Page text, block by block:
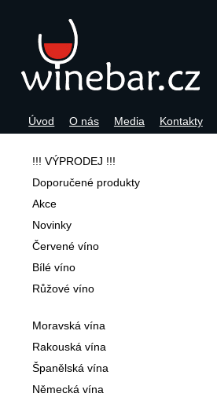
!!! VÝPRODEJ !!!
Doporučené produkty
Akce
Novinky
Červené víno
Bílé víno
Růžové víno
Moravská vína
Rakouská vína
Španělská vína
Německá vína
Navigace
Úvod O nás Media Kontakty